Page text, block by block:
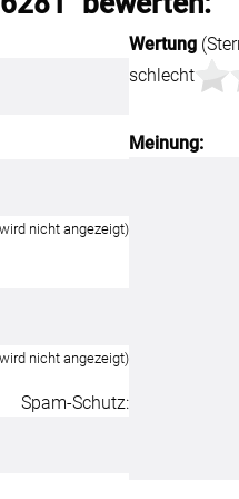
nicht angezeigt)
nicht angezeigt)
Spam-Schutz:
Wertung
schlecht
Meinung: